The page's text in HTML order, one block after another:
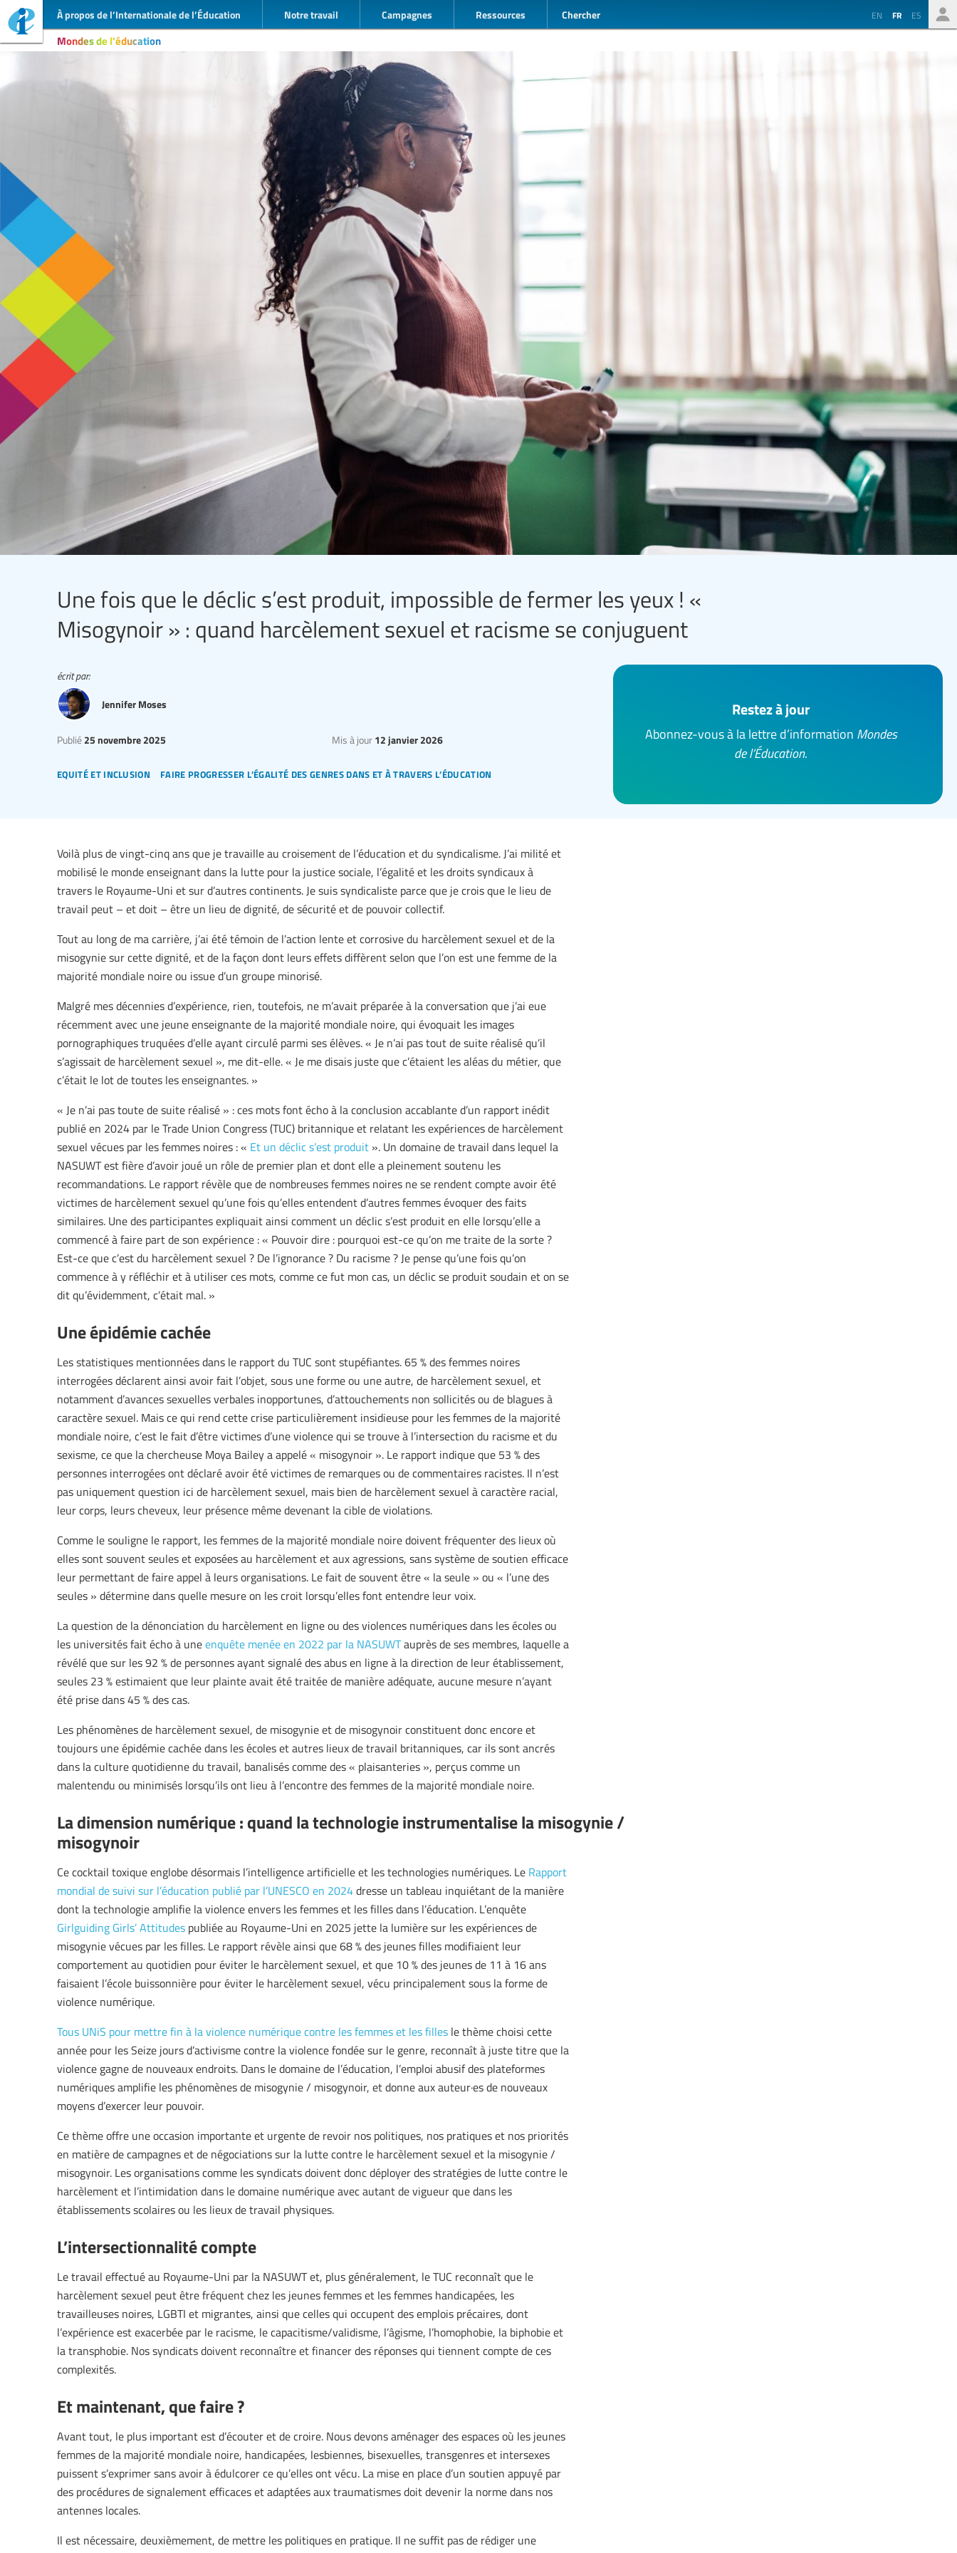
À propos de l’Internationale de l’Éducation Notre travail Campagnes Ressources Chercher EN FR ES
Mondes de l'éducation
Une fois que le déclic s’est produit, impossible de fermer les yeux ! «
Misogynoir » : quand harcèlement sexuel et racisme se conjuguent
equité et inclusion faire progresser l’égalité des genres dans et à travers l’éducation
Publié 25 novembre 2025 Mis à jour12 janvier 2026
écrit par:
Jennifer Moses Restez à jour
Abonnez-vous à la lettre d’information Mondes
de l’Éducation.
Voilà plus de vingt-cinq ans que je travaille au croisement de l’éducation et du syndicalisme. J’ai milité et
mobilisé le monde enseignant dans la lutte pour la justice sociale, l’égalité et les droits syndicaux à
travers le Royaume-Uni et sur d’autres continents. Je suis syndicaliste parce que je crois que le lieu de
travail peut – et doit – être un lieu de dignité, de sécurité et de pouvoir collectif.
Tout au long de ma carrière, j’ai été témoin de l’action lente et corrosive du harcèlement sexuel et de la
misogynie sur cette dignité, et de la façon dont leurs effets diffèrent selon que l’on est une femme de la
majorité mondiale noire ou issue d’un groupe minorisé.
Malgré mes décennies d’expérience, rien, toutefois, ne m’avait préparée à la conversation que j’ai eue
récemment avec une jeune enseignante de la majorité mondiale noire, qui évoquait les images
pornographiques truquées d’elle ayant circulé parmi ses élèves. « Je n’ai pas tout de suite réalisé qu’il
s’agissait de harcèlement sexuel », me dit-elle. « Je me disais juste que c’étaient les aléas du métier, que
c’était le lot de toutes les enseignantes. »
« Je n’ai pas toute de suite réalisé » : ces mots font écho à la conclusion accablante d’un rapport inédit
publié en 2024 par le Trade Union Congress (TUC) britannique et relatant les expériences de harcèlement
sexuel vécues par les femmes noires : « Et un déclic s’est produit ». Un domaine de travail dans lequel la
NASUWT est fière d’avoir joué un rôle de premier plan et dont elle a pleinement soutenu les
recommandations. Le rapport révèle que de nombreuses femmes noires ne se rendent compte avoir été
victimes de harcèlement sexuel qu’une fois qu’elles entendent d’autres femmes évoquer des faits
similaires. Une des participantes expliquait ainsi comment un déclic s’est produit en elle lorsqu’elle a
commencé à faire part de son expérience : « Pouvoir dire : pourquoi est-ce qu’on me traite de la sorte ?
Est-ce que c’est du harcèlement sexuel ? De l’ignorance ? Du racisme ? Je pense qu’une fois qu’on
commence à y réfléchir et à utiliser ces mots, comme ce fut mon cas, un déclic se produit soudain et on se
dit qu’évidemment, c’était mal. »
Une épidémie cachée
Les statistiques mentionnées dans le rapport du TUC sont stupéfiantes. 65 % des femmes noires
interrogées déclarent ainsi avoir fait l’objet, sous une forme ou une autre, de harcèlement sexuel, et
notamment d’avances sexuelles verbales inopportunes, d’attouchements non sollicités ou de blagues à
caractère sexuel. Mais ce qui rend cette crise particulièrement insidieuse pour les femmes de la majorité
mondiale noire, c’est le fait d’être victimes d’une violence qui se trouve à l’intersection du racisme et du
sexisme, ce que la chercheuse Moya Bailey a appelé « misogynoir ». Le rapport indique que 53 % des
personnes interrogées ont déclaré avoir été victimes de remarques ou de commentaires racistes. Il n’est
pas uniquement question ici de harcèlement sexuel, mais bien de harcèlement sexuel à caractère racial,
leur corps, leurs cheveux, leur présence même devenant la cible de violations.
Comme le souligne le rapport, les femmes de la majorité mondiale noire doivent fréquenter des lieux où
elles sont souvent seules et exposées au harcèlement et aux agressions, sans système de soutien efficace
leur permettant de faire appel à leurs organisations. Le fait de souvent être « la seule » ou « l’une des
seules » détermine dans quelle mesure on les croit lorsqu’elles font entendre leur voix.
La question de la dénonciation du harcèlement en ligne ou des violences numériques dans les écoles ou
les universités fait écho à uneenquête menée en 2022 par la NASUWTauprès de ses membres, laquelle a
révélé que sur les 92 % de personnes ayant signalé des abus en ligne à la direction de leur établissement,
seules 23 % estimaient que leur plainte avait été traitée de manière adéquate, aucune mesure n’ayant
été prise dans 45 % des cas.
Les phénomènes de harcèlement sexuel, de misogynie et de misogynoir constituent donc encore et
toujours une épidémie cachée dans les écoles et autres lieux de travail britanniques, car ils sont ancrés
dans la culture quotidienne du travail, banalisés comme des « plaisanteries », perçus comme un
malentendu ou minimisés lorsqu’ils ont lieu à l’encontre des femmes de la majorité mondiale noire.
La dimension numérique : quand la technologie instrumentalise la misogynie /
misogynoir
Ce cocktail toxique englobe désormais l’intelligence artificielle et les technologies numériques. Le Rapport
mondial de suivi sur l’éducation publié par l’UNESCO en 2024dresse un tableau inquiétant de la manière
dont la technologie amplifie la violence envers les femmes et les filles dans l’éducation. L’enquête
Girlguiding Girls’ Attitudes publiée au Royaume-Uni en 2025 jette la lumière sur les expériences de
misogynie vécues par les filles. Le rapport révèle ainsi que 68 % des jeunes filles modifiaient leur
comportement au quotidien pour éviter le harcèlement sexuel, et que 10 % des jeunes de 11 à 16 ans
faisaient l’école buissonnière pour éviter le harcèlement sexuel, vécu principalement sous la forme de
violence numérique.
Tous UNiS pour mettre fin à la violence numérique contre les femmes et les filles le thème choisi cette
année pour les Seize jours d’activisme contre la violence fondée sur le genre, reconnaît à juste titre que la
violence gagne de nouveaux endroits. Dans le domaine de l’éducation, l’emploi abusif des plateformes
numériques amplifie les phénomènes de misogynie / misogynoir, et donne aux auteur·es de nouveaux
moyens d’exercer leur pouvoir.
Ce thème offre une occasion importante et urgente de revoir nos politiques, nos pratiques et nos priorités
en matière de campagnes et de négociations sur la lutte contre le harcèlement sexuel et la misogynie /
misogynoir. Les organisations comme les syndicats doivent donc déployer des stratégies de lutte contre le
harcèlement et l’intimidation dans le domaine numérique avec autant de vigueur que dans les
établissements scolaires ou les lieux de travail physiques.
L’intersectionnalité compte
Le travail effectué au Royaume-Uni par la NASUWT et, plus généralement, le TUC reconnaît que le
harcèlement sexuel peut être fréquent chez les jeunes femmes et les femmes handicapées, les
travailleuses noires, LGBTI et migrantes, ainsi que celles qui occupent des emplois précaires, dont
l’expérience est exacerbée par le racisme, le capacitisme/validisme, l’âgisme, l’homophobie, la biphobie et
la transphobie. Nos syndicats doivent reconnaître et financer des réponses qui tiennent compte de ces
complexités.
Et maintenant, que faire ?
Avant tout, le plus important est d’écouter et de croire. Nous devons aménager des espaces où les jeunes
femmes de la majorité mondiale noire, handicapées, lesbiennes, bisexuelles, transgenres et intersexes
puissent s’exprimer sans avoir à édulcorer ce qu’elles ont vécu. La mise en place d’un soutien appuyé par
des procédures de signalement efficaces et adaptées aux traumatismes doit devenir la norme dans nos
antennes locales.
Il est nécessaire, deuxièmement, de mettre les politiques en pratique. Il ne suffit pas de rédiger une